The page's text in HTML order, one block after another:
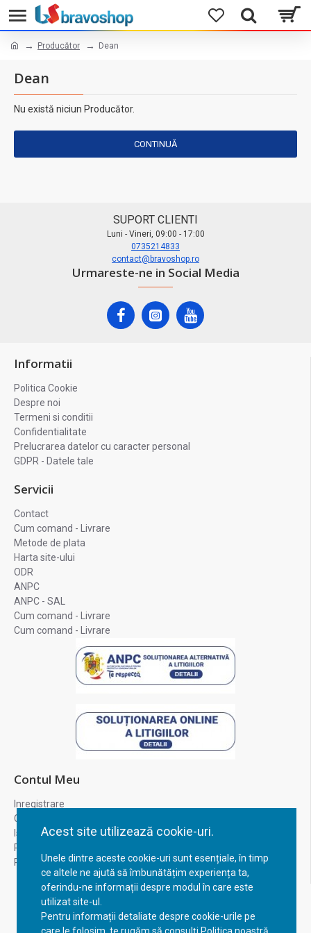
Acest site utilizează cookie-uri.
Unele dintre aceste cookie-uri sunt esențiale, în timp
ce altele ne ajută să îmbunătățim experiența ta,
oferindu-ne informații despre modul în care este
utilizat site-ul.
Pentru informații detaliate despre cookie-urile pe
Producător Dean
Dean
Nu există niciun Producător.
CONTINUĂ
SUPORT CLIENTI
Luni - Vineri, 09:00 - 17:00
0735214833
contact@bravoshop.ro
Urmareste-ne in Social Media
Informatii
Politica Cookie
Despre noi
Termeni si conditii
Confidentialitate
Prelucrarea datelor cu caracter personal
GDPR - Datele tale
Servicii
Contact
Cum comand - Livrare
Metode de plata
Harta site-ului
ODR
ANPC
ANPC - SAL
Cum comand - Livrare
Cum comand - Livrare
Contul Meu
Inregistrare
Contul meu
Istoric comenzi
Recuperare parola
Returnare produs